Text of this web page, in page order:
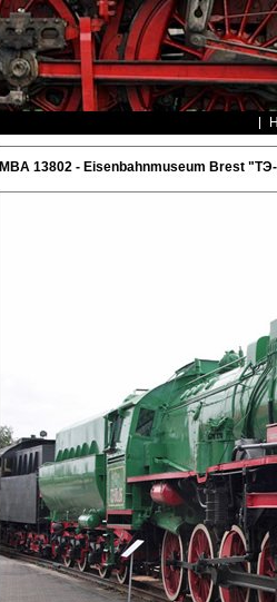
MBA 13802 - Eisenbahnmuseum Brest